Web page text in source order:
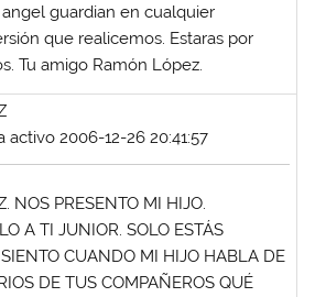
guardian en cualquier
que realicemos. Estaras por
Tu amigo Ramón López.
activo 2006-12-26 20:41:57
NOS PRESENTO MI HIJO.
A TI JUNIOR. SOLO ESTÁS
CUANDO MI HIJO HABLA DE
DE TUS COMPAÑEROS QUÉ